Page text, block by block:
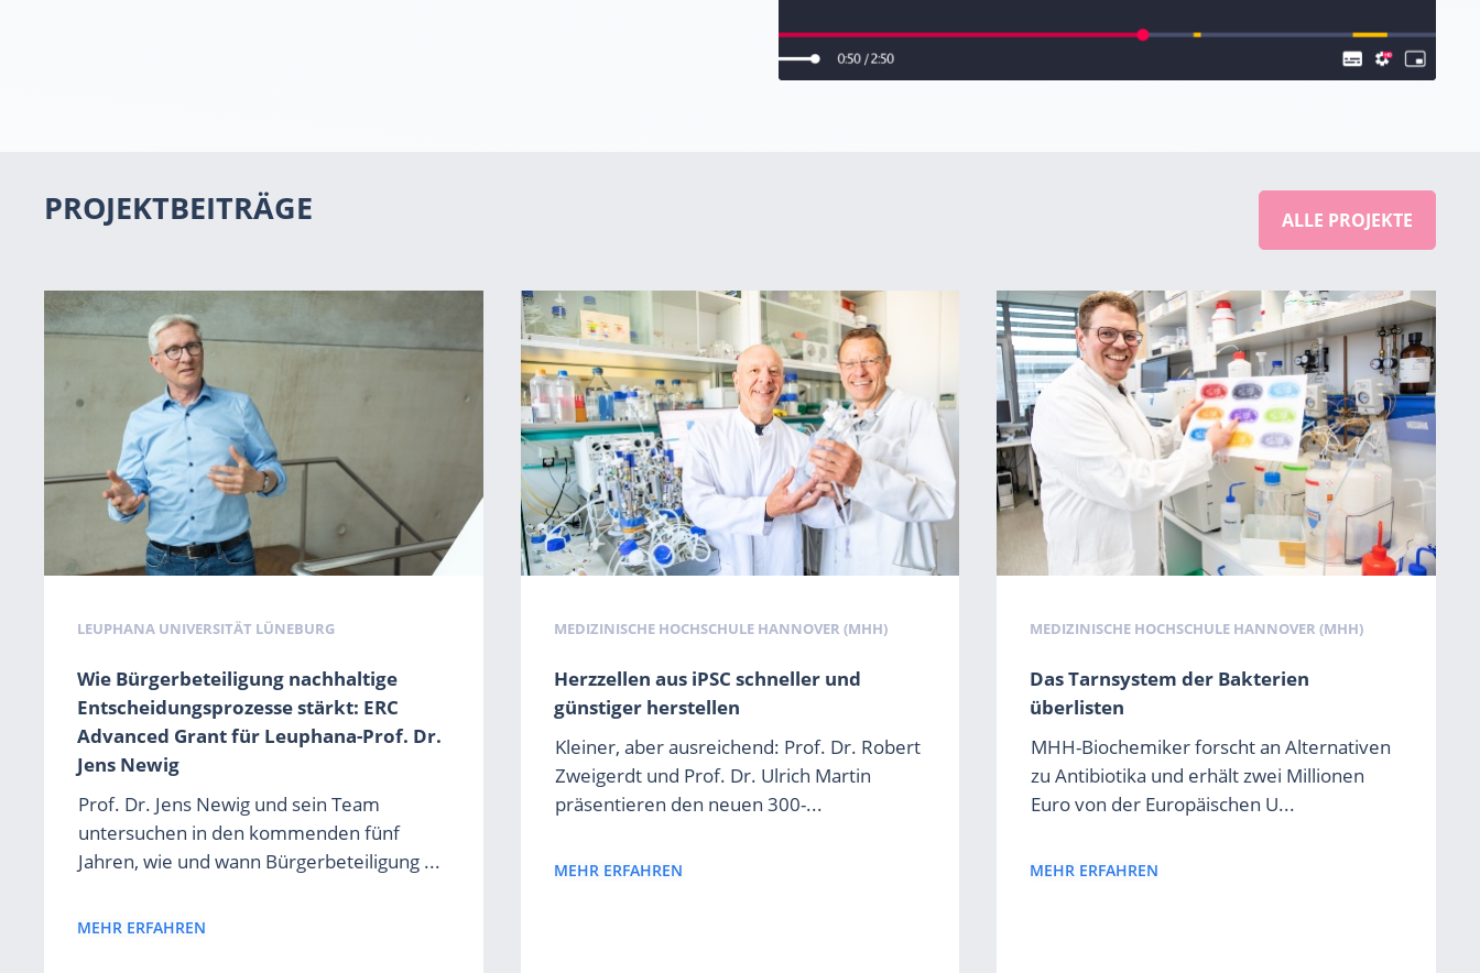
PROJEKTBEITRÄGE ALLE PROJEKTE
Wie Bürgerbeteiligung nachhaltige
Entscheidungsprozesse stärkt: ERC
Advanced Grant für Leuphana-Prof. Dr.
Jens Newig
Prof. Dr. Jens Newig und sein Team
untersuchen in den kommenden fünf
Jahren, wie und wann Bürgerbeteiligung ...
LEUPHANA UNIVERSITÄT LÜNEBURG
MEHR ERFAHREN
Herzzellen aus iPSC schneller und
günstiger herstellen
Kleiner, aber ausreichend: Prof. Dr. Robert
Zweigerdt und Prof. Dr. Ulrich Martin
präsentieren den neuen 300-...
MEDIZINISCHE HOCHSCHULE HANNOVER (MHH)
MEHR ERFAHREN
Das Tarnsystem der Bakterien
überlisten
MHH-Biochemiker forscht an Alternativen
zu Antibiotika und erhält zwei Millionen
Euro von der Europäischen U...
MEDIZINISCHE HOCHSCHULE HANNOVER (MHH)
MEHR ERFAHREN